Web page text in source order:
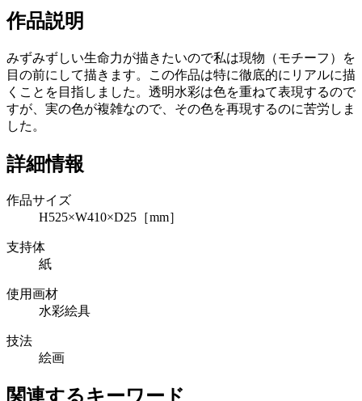
作品説明
みずみずしい生命力が描きたいので私は現物（モチーフ）を
目の前にして描きます。この作品は特に徹底的にリアルに描
くことを目指しました。透明水彩は色を重ねて表現するので
すが、実の色が複雑なので、その色を再現するのに苦労しま
した。
詳細情報
作品サイズ
H525×W410×D25［mm］
支持体
紙
使用画材
水彩絵具
技法
絵画
関連するキーワード